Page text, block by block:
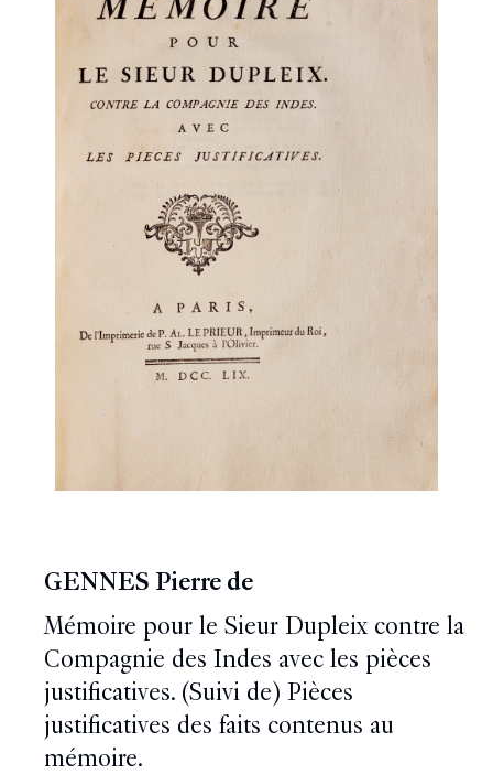
GENNES Pierre de
Mémoire pour le Sieur Dupleix contre la
Compagnie des Indes avec les pièces
justificatives. (Suivi de) Pièces
justificatives des faits contenus au
mémoire.